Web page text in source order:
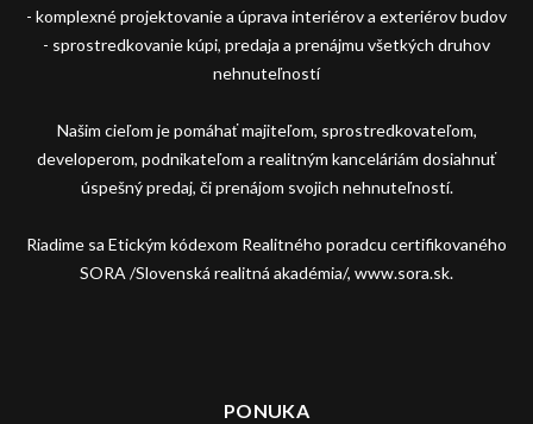
- komplexné projektovanie a úprava interiérov a exteriérov budov
- sprostredkovanie kúpi, predaja a prenájmu všetkých druhov
nehnuteľností
Našim cieľom je pomáhať majiteľom, sprostredkovateľom,
developerom, podnikateľom a realitným kanceláriám dosiahnuť
úspešný predaj, či prenájom svojich nehnuteľností.
Riadime sa Etickým kódexom Realitného poradcu certifikovaného
SORA /Slovenská realitná akadémia/, www.sora.sk.
PONUKA